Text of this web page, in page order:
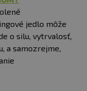
jedlo môže
o silu, vytrvalosť,
a samozrejme,